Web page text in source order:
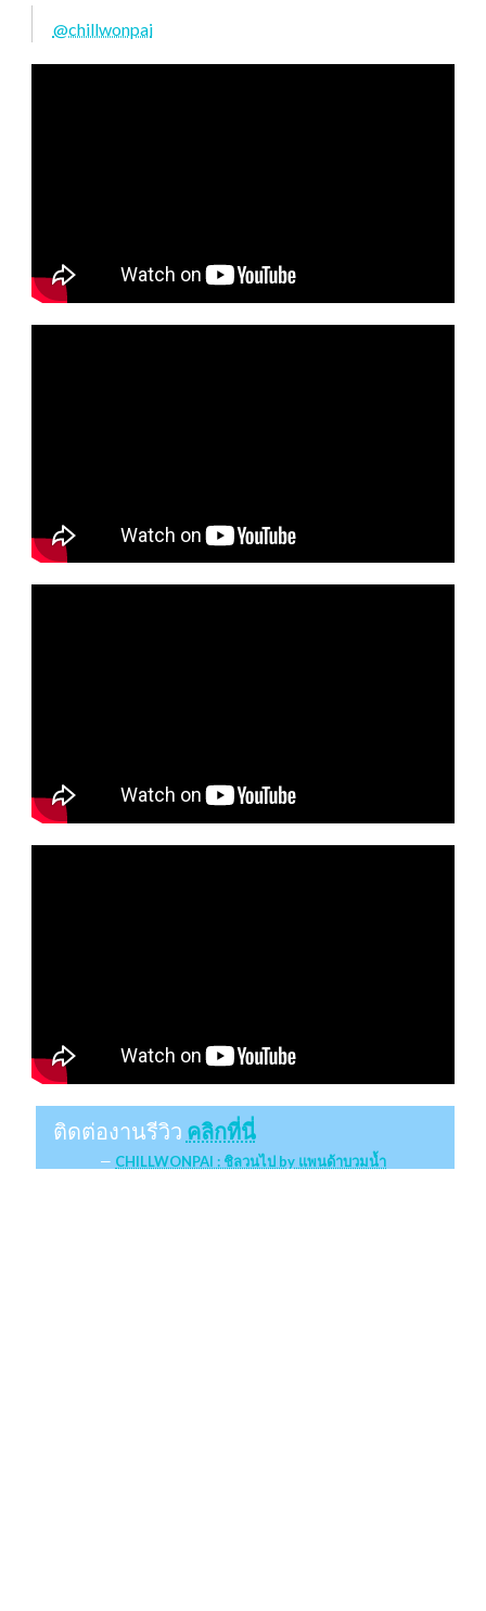
@chillwonpai
ติดต่องานรีวิว คลิกที่นี่
CHILLWONPAI : ชิลวนไป by แพนด้าบวมน้ำ